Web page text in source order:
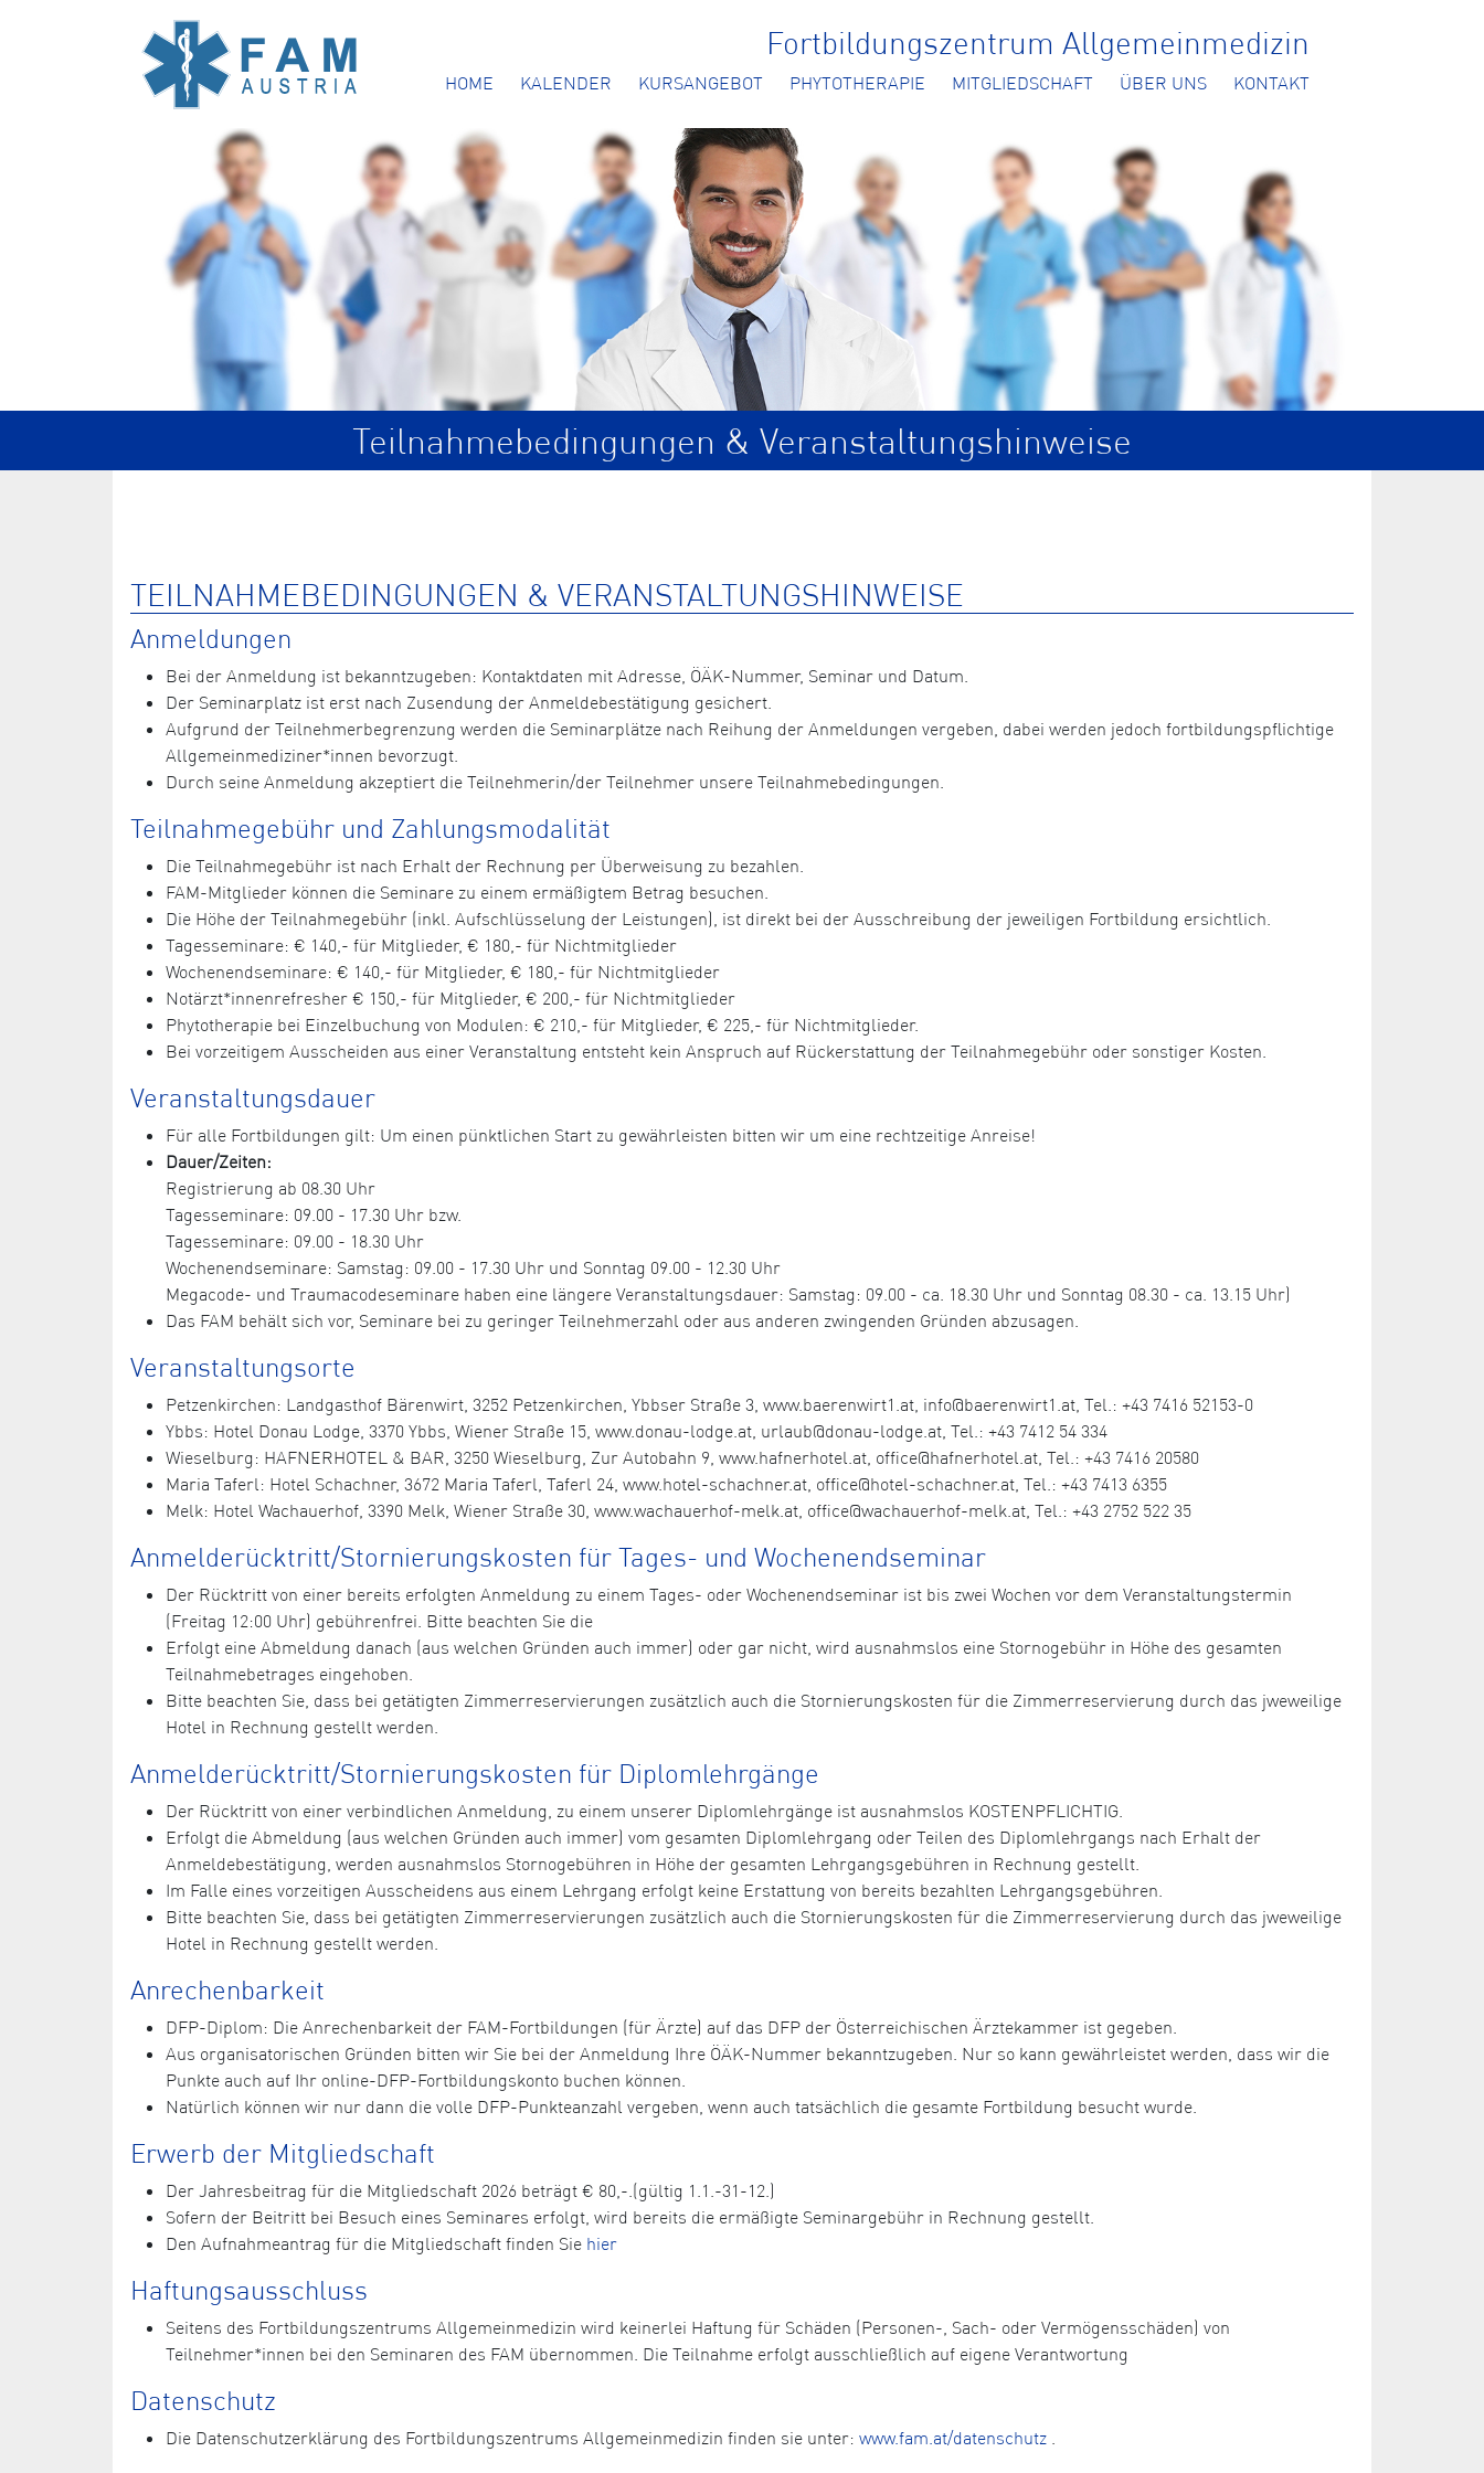
Fortbildungszentrum Allgemeinmedizin
HOME KALENDER KURSANGEBOT PHYTOTHERAPIE MITGLIEDSCHAFT ÜBER UNS KONTAKT
Teilnahmebedingungen & Veranstaltungshinweise
TEILNAHMEBEDINGUNGEN & VERANSTALTUNGSHINWEISE
Anmeldungen
Bei der Anmeldung ist bekanntzugeben: Kontaktdaten mit Adresse, ÖÄK-Nummer, Seminar und Datum.
Der Seminarplatz ist erst nach Zusendung der Anmeldebestätigung gesichert.
Aufgrund der Teilnehmerbegrenzung werden die Seminarplätze nach Reihung der Anmeldungen vergeben, dabei werden jedoch fortbildungspflichtige
Allgemeinmediziner*innen bevorzugt.
Durch seine Anmeldung akzeptiert die Teilnehmerin/der Teilnehmer unsere Teilnahmebedingungen.
Teilnahmegebühr und Zahlungsmodalität
Die Teilnahmegebühr ist nach Erhalt der Rechnung per Überweisung zu bezahlen.
FAM-Mitglieder können die Seminare zu einem ermäßigtem Betrag besuchen.
Die Höhe der Teilnahmegebühr (inkl. Aufschlüsselung der Leistungen), ist direkt bei der Ausschreibung der jeweiligen Fortbildung ersichtlich.
Tagesseminare: € 140,- für Mitglieder, € 180,- für Nichtmitglieder
Wochenendseminare: € 140,- für Mitglieder, € 180,- für Nichtmitglieder
Notärzt*innenrefresher € 150,- für Mitglieder, € 200,- für Nichtmitglieder
Phytotherapie bei Einzelbuchung von Modulen: € 210,- für Mitglieder, € 225,- für Nichtmitglieder.
Bei vorzeitigem Ausscheiden aus einer Veranstaltung entsteht kein Anspruch auf Rückerstattung der Teilnahmegebühr oder sonstiger Kosten.
Veranstaltungsdauer
Für alle Fortbildungen gilt: Um einen pünktlichen Start zu gewährleisten bitten wir um eine rechtzeitige Anreise!
Dauer/Zeiten:
Registrierung ab 08.30 Uhr
Tagesseminare: 09.00 - 17.30 Uhr bzw.
Tagesseminare: 09.00 - 18.30 Uhr
Wochenendseminare: Samstag: 09.00 - 17.30 Uhr und Sonntag 09.00 - 12.30 Uhr
Megacode- und Traumacodeseminare haben eine längere Veranstaltungsdauer: Samstag: 09.00 - ca. 18.30 Uhr und Sonntag 08.30 - ca. 13.15 Uhr)
Das FAM behält sich vor, Seminare bei zu geringer Teilnehmerzahl oder aus anderen zwingenden Gründen abzusagen.
Veranstaltungsorte
Petzenkirchen: Landgasthof Bärenwirt, 3252 Petzenkirchen, Ybbser Straße 3, www.baerenwirt1.at, info@baerenwirt1.at, Tel.: +43 7416 52153-0
Ybbs: Hotel Donau Lodge, 3370 Ybbs, Wiener Straße 15, www.donau-lodge.at, urlaub@donau-lodge.at, Tel.: +43 7412 54 334
Wieselburg: HAFNERHOTEL & BAR, 3250 Wieselburg, Zur Autobahn 9, www.hafnerhotel.at, office@hafnerhotel.at, Tel.: +43 7416 20580
Maria Taferl: Hotel Schachner, 3672 Maria Taferl, Taferl 24, www.hotel-schachner.at, office@hotel-schachner.at, Tel.: +43 7413 6355
Melk: Hotel Wachauerhof, 3390 Melk, Wiener Straße 30, www.wachauerhof-melk.at, office@wachauerhof-melk.at, Tel.: +43 2752 522 35
Anmelderücktritt/Stornierungskosten für Tages- und Wochenendseminar
Der Rücktritt von einer bereits erfolgten Anmeldung zu einem Tages- oder Wochenendseminar ist bis zwei Wochen vor dem Veranstaltungstermin
(Freitag 12:00 Uhr) gebührenfrei. Bitte beachten Sie die
Erfolgt eine Abmeldung danach (aus welchen Gründen auch immer) oder gar nicht, wird ausnahmslos eine Stornogebühr in Höhe des gesamten
Teilnahmebetrages eingehoben.
Bitte beachten Sie, dass bei getätigten Zimmerreservierungen zusätzlich auch die Stornierungskosten für die Zimmerreservierung durch das jweweilige
Hotel in Rechnung gestellt werden.
Anmelderücktritt/Stornierungskosten für Diplomlehrgänge
Der Rücktritt von einer verbindlichen Anmeldung, zu einem unserer Diplomlehrgänge ist ausnahmslos KOSTENPFLICHTIG.
Erfolgt die Abmeldung (aus welchen Gründen auch immer) vom gesamten Diplomlehrgang oder Teilen des Diplomlehrgangs nach Erhalt der
Anmeldebestätigung, werden ausnahmslos Stornogebühren in Höhe der gesamten Lehrgangsgebühren in Rechnung gestellt.
Im Falle eines vorzeitigen Ausscheidens aus einem Lehrgang erfolgt keine Erstattung von bereits bezahlten Lehrgangsgebühren.
Bitte beachten Sie, dass bei getätigten Zimmerreservierungen zusätzlich auch die Stornierungskosten für die Zimmerreservierung durch das jweweilige
Hotel in Rechnung gestellt werden.
Anrechenbarkeit
DFP-Diplom: Die Anrechenbarkeit der FAM-Fortbildungen (für Ärzte) auf das DFP der Österreichischen Ärztekammer ist gegeben.
Aus organisatorischen Gründen bitten wir Sie bei der Anmeldung Ihre ÖÄK-Nummer bekanntzugeben. Nur so kann gewährleistet werden, dass wir die
Punkte auch auf Ihr online-DFP-Fortbildungskonto buchen können.
Natürlich können wir nur dann die volle DFP-Punkteanzahl vergeben, wenn auch tatsächlich die gesamte Fortbildung besucht wurde.
Erwerb der Mitgliedschaft
Der Jahresbeitrag für die Mitgliedschaft 2026 beträgt € 80,-.(gültig 1.1.-31-12.)
Sofern der Beitritt bei Besuch eines Seminares erfolgt, wird bereits die ermäßigte Seminargebühr in Rechnung gestellt.
Den Aufnahmeantrag für die Mitgliedschaft finden Sie hier
Haftungsausschluss
Seitens des Fortbildungszentrums Allgemeinmedizin wird keinerlei Haftung für Schäden (Personen-, Sach- oder Vermögensschäden) von
Teilnehmer*innen bei den Seminaren des FAM übernommen. Die Teilnahme erfolgt ausschließlich auf eigene Verantwortung
Datenschutz
Die Datenschutzerklärung des Fortbildungszentrums Allgemeinmedizin finden sie unter: www.fam.at/datenschutz